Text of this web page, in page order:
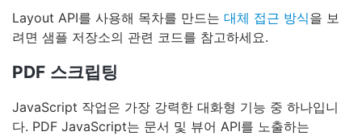
Layout API를 사용해 목차를 만드는 대체 접근 방식을 보
려면 샘플 저장소의 관련 코드를 참고하세요.
PDF 스크립팅
JavaScript 작업은 가장 강력한 대화형 기능 중 하나입니
다. PDF JavaScript는 문서 및 뷰어 API를 노출하는